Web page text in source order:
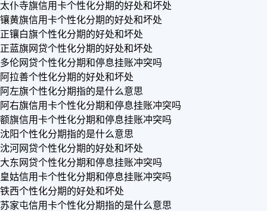
太仆寺旗信用卡个性化分期的好处和坏处
镶黄旗信用卡个性化分期的好处和坏处
正镶白旗个性化分期的好处和坏处
正蓝旗网贷个性化分期的好处和坏处
多伦网贷个性化分期和停息挂账冲突吗
阿拉善个性化分期的好处和坏处
阿左旗个性化分期指的是什么意思
阿右旗信用卡个性化分期和停息挂账冲突吗
额旗信用卡个性化分期和停息挂账冲突吗
沈阳个性化分期指的是什么意思
沈河网贷个性化分期的好处和坏处
大东网贷个性化分期和停息挂账冲突吗
皇姑信用卡个性化分期和停息挂账冲突吗
铁西个性化分期的好处和坏处
苏家屯信用卡个性化分期指的是什么意思